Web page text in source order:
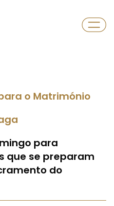
o Matrimónio
para
que se preparam
do